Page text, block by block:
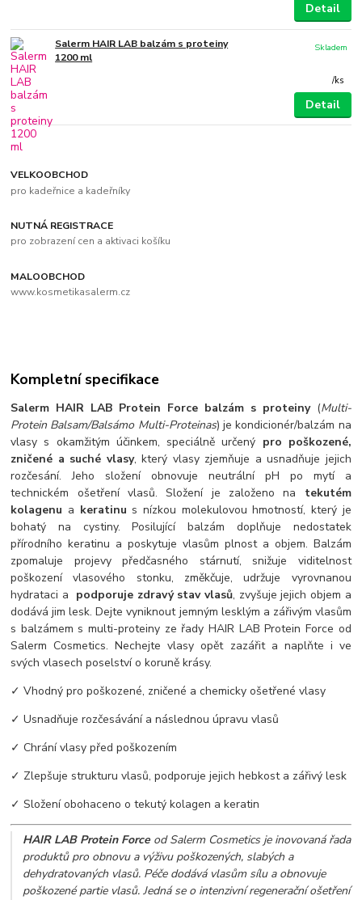
Detail
Salerm HAIR LAB balzám s proteiny
1200 ml
/ks
Skladem
Detail
VELKOOBCHOD
pro kadeřnice a kadeřníky
NUTNÁ REGISTRACE
pro zobrazení cen a aktivaci košíku
MALOOBCHOD
www.kosmetikasalerm.cz
Kompletní specifikace
Salerm HAIR LAB Protein Force balzám s proteiny (Multi-
Protein Balsam/Balsámo Multi-Proteinas) je kondicionér/balzám na
vlasy s okamžitým účinkem, speciálně určený pro poškozené,
zničené a suché vlasy, který vlasy zjemňuje a usnadňuje jejich
rozčesání. Jeho složení obnovuje neutrální pH po mytí a
technickém ošetření vlasů. Složení je založeno na tekutém
kolagenu a keratinu s nízkou molekulovou hmotností, který je
bohatý na cystiny. Posilující balzám doplňuje nedostatek
přírodního keratinu a poskytuje vlasům plnost a objem. Balzám
zpomaluje projevy předčasného stárnutí, snižuje viditelnost
poškození vlasového stonku, změkčuje, udržuje vyrovnanou
hydrataci a podporuje zdravý stav vlasů, zvyšuje jejich objem a
dodává jim lesk. Dejte vyniknout jemným lesklým a zářivým vlasům
s balzámem s multi-proteiny ze řady HAIR LAB Protein Force od
Salerm Cosmetics. Nechejte vlasy opět zazářit a naplňte i ve
svých vlasech poselství o koruně krásy.
✓ Vhodný pro poškozené, zničené a chemicky ošetřené vlasy
✓ Usnadňuje rozčesávání a následnou úpravu vlasů
✓ Chrání vlasy před poškozením
✓ Zlepšuje strukturu vlasů, podporuje jejich hebkost a zářivý lesk
✓ Složení obohaceno o tekutý kolagen a keratin
HAIR LAB Protein Forceod Salerm Cosmetics je inovovaná řada
produktů pro obnovu a výživu poškozených, slabých a
dehydratovaných vlasů. Péče dodává vlasům sílu a obnovuje
poškozené partie vlasů. Jedná se o intenzivní regenerační ošetření